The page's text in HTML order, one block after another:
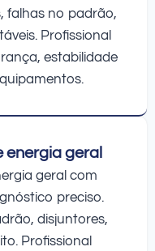
falhas no padrão,
Profissional
estabilidade
energia geral
geral com
preciso.
disjuntores,
Profissional